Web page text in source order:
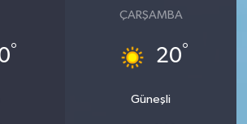
°
ÇARŞAMBA
20°
Güneşli